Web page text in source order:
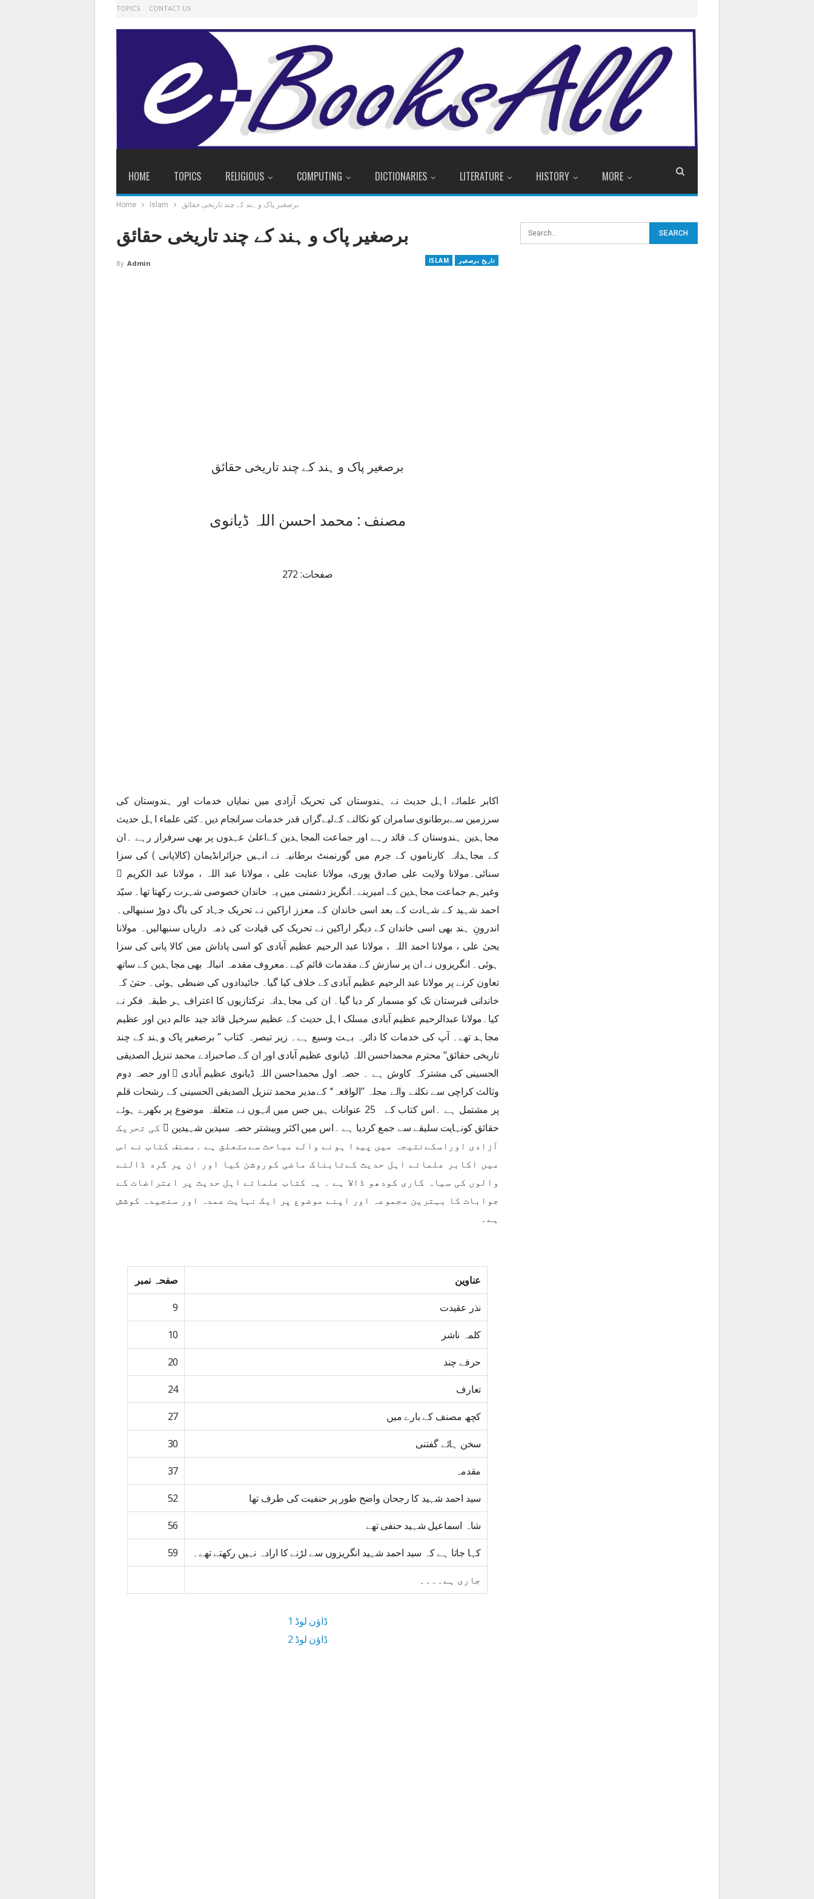
TOPICS CONTACT US
HOME TOPICS RELIGIOUS COMPUTING DICTIONARIES LITERATURE HISTORY MORE
Home Islam برصغیر پاک و ہند کے چند تاریخی حقائق
برصغیر پاک و ہند کے چند تاریخی حقائق
ISLAM تاریخ برصغیر By Admin
برصغیر پاک و ہند کے چند تاریخی حقائق
مصنف : محمد احسن اللہ ڈیانوی
صفحات: 272
اکابر علمائے اہل حدیث نے ہندوستان کی تحریک آزادی میں نمایاں خدمات اور ہندوستان کی
سرزمین سےبرطانوی سامران کو نکالنے کےلیےگراں قدر خدمات سرانجام دیں۔کئی علماء اہل حدیث
مجاہدین ہندوستان کے قائد رہے اور جماعت المجاہدین کےاعلیٰ عہدوں پر بھی سرفراز رہے ۔ان
کے مجاہدانہ کارناموں کے جرم میں گورنمنٹ برطانیہ نے انہیں جزائرانڈیمان (کالاپانی ) کی سزا
سنائی۔مولانا ولایت علی صادق پوری، مولانا عنایت علی ، مولانا عبد اللہ ، مولانا عبد الکریم ﷭
وغیرہم جماعت مجاہدین کے امیربنے۔انگریز دشمنی میں یہ خاندان خصوصی شہرت رکھتا تھا۔ سیّد
احمد شہید کے شہادت کے بعد اسی خاندان کے معزز اراکین نے تحریک جہاد کی باگ دوڑ سنبھالی۔
اندرونِ ہند بھی اسی خاندان کے دیگر اراکین نے تحریک کی قیادت کی ذمہ داریاں سنبھالیں۔ مولانا
یحیٰ علی ، مولانا احمد اللہ ، مولانا عبد الرحیم عظیم آبادی کو اسی پاداش میں کالا پانی کی سزا
ہوئی۔ انگریزوں نے ان پر سازش کے مقدمات قائم کیے۔معروف مقدمہ انبالہ بھی مجاہدین کے ساتھ
تعاون کرنے پر مولانا عبد الرحیم عظیم آبادی کے خلاف کیا گیا۔ جائیدادوں کی ضبطی ہوئی۔ حتیٰ کہ
خاندانی قبرستان تک کو مسمار کر دیا گیا۔ ان کی مجاہدانہ ترکتازیوں کا اعتراف ہر طبقہ فکر نے
کیا۔مولانا عبدالرحیم عظیم آبادی مسلک اہل حدیث کے عظیم سرخیل قائد جید عالم دین اور عظیم
مجاہد تھے۔ آپ کی خدمات کا دائرہ بہت وسیع ہے۔ زیر تبصرہ کتاب ’’ برصغیر پاک وہند کے چند
تاریخی حقائق‘‘ محترم محمداحسن اللہ ڈیانوی عظیم آبادی اور ان کے صاحبزادے محمد تنزیل الصدیقی
الحسینی کی مشترکہ کاوش ہے ۔ حصہ اول محمداحسن اللہ ڈیانوی عظیم آبادی ﷫ اور حصہ دوم
وثالث کراچی سے نکلنے والے مجلہ ’’الواقعہ‘‘ کےمدیر محمد تنزیل الصدیقی الحسینی کے رشحات قلم
پر مشتمل ہے ۔اس کتاب کے 25 عنوانات ہیں جس میں انہوں نے متعلقہ موضوع پر بکھرے ہوئے
حقائق کونہایت سلیقے سے جمع کردیا ہے ۔اس میں اکثر وبیشتر حصہ سیدین شہیدین ﷭ کی تحریک
آزادی اوراسکےنتیجہ میں پیدا ہونے والے مباحث سےمتعلق ہے ۔مصنف کتاب نے اس
میں اکابر علمائے اہل حدیث کےتابناک ماضی کوروشن کیا اور ان پر گرد ڈالنے
والوں کی سیاہ کاری کودھو ڈالا ہے ۔ یہ کتاب علمائے اہل حدیث پر اعتراضات کے
جوابات کا بہترین مجموعہ اور اپنے موضوع پر ایک نہایت عمدہ اور سنجیدہ کوشش
ہے۔
عناوین صفحہ نمبر
نذر عقیدت 9
کلمہ ناشر 10
حرفے چند 20
تعارف 24
کچھ مصنف کے بارے میں 27
سخن ہائے گفتنی 30
مقدمہ 37
سید احمد شہید کا رجحان واضح طور پر حنفیت کی طرف تھا 52
شاہ اسماعیل شہید حنفی تھے 56
کہا جاتا ہے کہ سید احمد شہید انگریزوں سے لڑنے کا ارادہ نہیں رکھتے تھے۔ 59
جاری ہے۔۔۔۔
ڈاؤن لوڈ 1
ڈاؤن لوڈ 2